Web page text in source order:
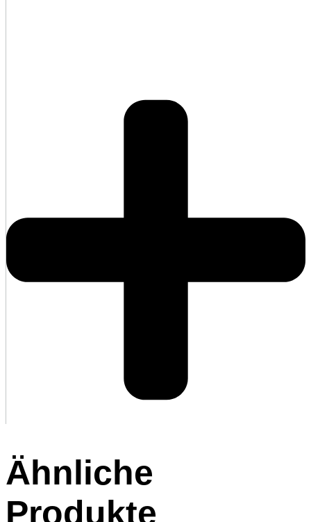
Ähnliche
Produkte